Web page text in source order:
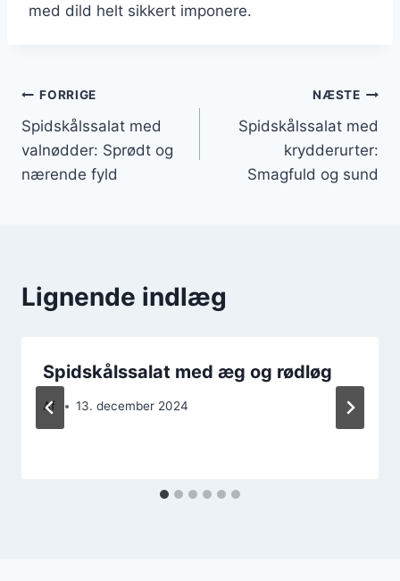
med dild helt sikkert imponere.
Indlægsnavigation
FORRIGE
Spidskålssalat med
valnødder: Sprødt og
nærende fyld
NÆSTE
Spidskålssalat med
krydderurter:
Smagfuld og sund
Lignende indlæg
Spidskålssalat med æg og rødløg
Af 13. december 2024